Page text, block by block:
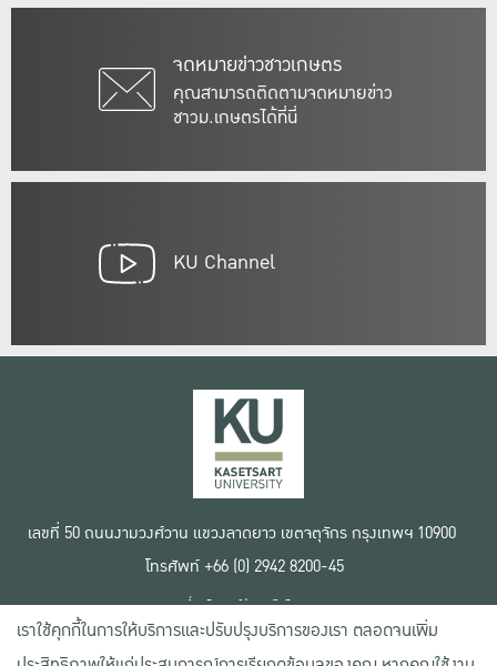
จดหมายข่าวชาวเกษตร
คุณสามารถติดตามจดหมายข่าว
ชาวม.เกษตรได้ที่นี่
KU Channel
เลขที่ 50 ถนนงามวงศ์วาน แขวงลาดยาว เขตจตุจักร กรุงเทพฯ 10900
โทรศัพท์ +66 (0) 2942 8200-45
เงื่อนไขการใช้งานเว็บไซต์
ข้อตกลงด้านสิทธิ์ใช้งาน
นโยบายความเป็นส่วนตัว
เราใช้คุกกี้ในการให้บริการและปรับปรุงบริการของเรา ตลอดจนเพิ่ม